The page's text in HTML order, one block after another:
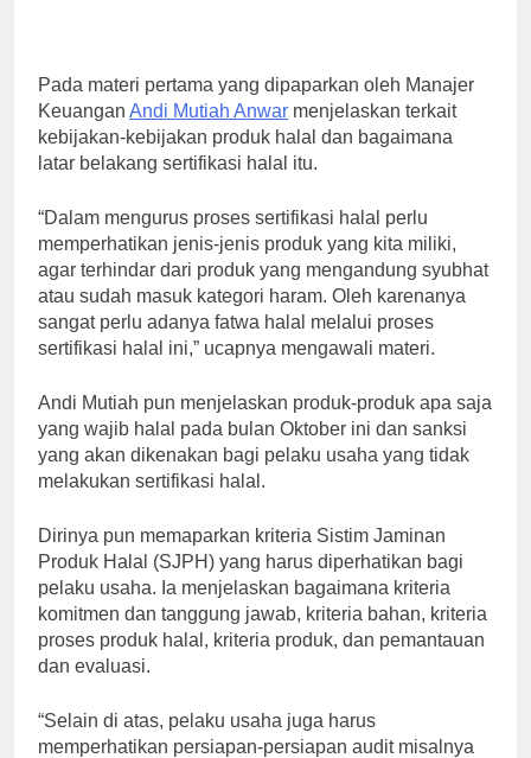
Pada materi pertama yang dipaparkan oleh Manajer
Keuangan Andi Mutiah Anwar menjelaskan terkait
kebijakan-kebijakan produk halal dan bagaimana
latar belakang sertifikasi halal itu.
“Dalam mengurus proses sertifikasi halal perlu
memperhatikan jenis-jenis produk yang kita miliki,
agar terhindar dari produk yang mengandung syubhat
atau sudah masuk kategori haram. Oleh karenanya
sangat perlu adanya fatwa halal melalui proses
sertifikasi halal ini,” ucapnya mengawali materi.
Andi Mutiah pun menjelaskan produk-produk apa saja
yang wajib halal pada bulan Oktober ini dan sanksi
yang akan dikenakan bagi pelaku usaha yang tidak
melakukan sertifikasi halal.
Dirinya pun memaparkan kriteria Sistim Jaminan
Produk Halal (SJPH) yang harus diperhatikan bagi
pelaku usaha. Ia menjelaskan bagaimana kriteria
komitmen dan tanggung jawab, kriteria bahan, kriteria
proses produk halal, kriteria produk, dan pemantauan
dan evaluasi.
“Selain di atas, pelaku usaha juga harus
memperhatikan persiapan-persiapan audit misalnya